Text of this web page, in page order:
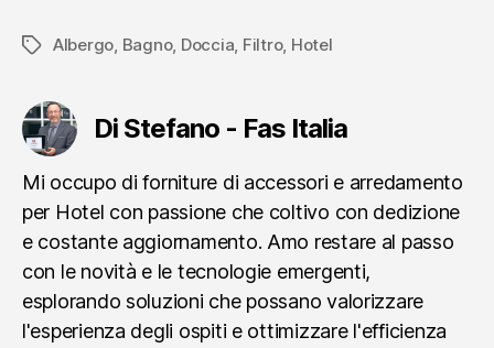
Tag Albergo Bagno, Doccia Filtro, Hotel
Di Stefano - Fas Italia
Mi occupo di forniture di accessori e arredamento
per Hotel con passione che coltivo con dedizione
e costante aggiornamento. Amo restare al passo
con le novità e le tecnologie emergenti,
esplorando soluzioni che possano valorizzare
l'esperienza degli ospiti e ottimizzare l'efficienza